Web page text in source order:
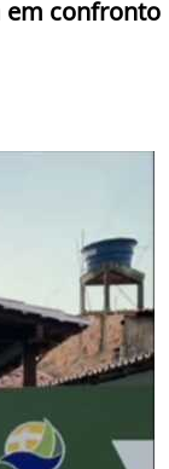
em confronto